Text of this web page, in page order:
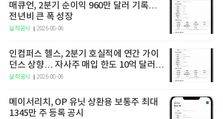
매큐언, 2분기 순이익 960만 달러 기록…
전년비 큰 폭 성장
실적공시 2026-08-06
인컴퍼스 헬스, 2분기 호실적에 연간 가이
던스 상향… 자사주 매입 한도 10억 달러로
확대
실적공시 2026-08-06
메이서리치, OP 유닛 상환용 보통주 최대
1345만 주 등록 공시